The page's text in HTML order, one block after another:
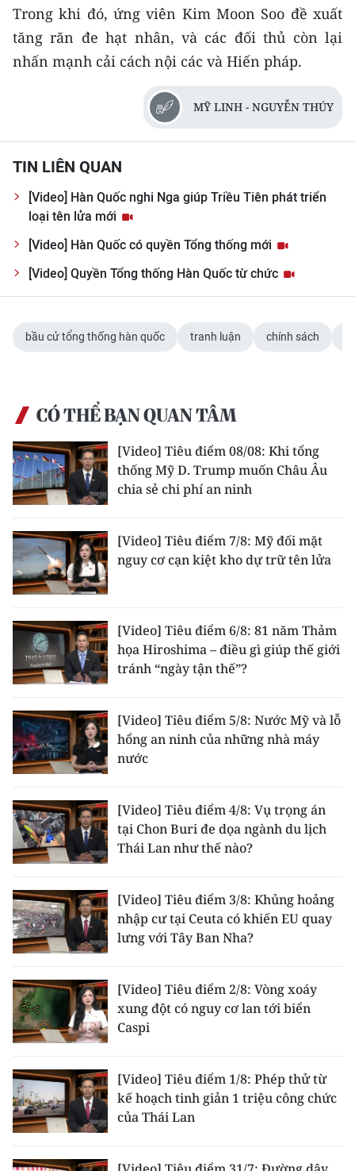
TRI THỨC CHUYÊN SÂU
54 DÂN TỘC VIỆT NAM
CHƯƠNG TRÌNH OCOP - MỖI XÃ
MEDIA CENTER
E-Magazine
Media Chính trị
Media Pháp luật
Media Du lịch
Media Thế giới
Media Thể thao
Media Y tế
Media Khoa học - Công nghệ
Media Môi trường
Ảnh
TIN MỚI
TIN ĐỊA PHƯƠNG
Trung du và miền núi phía Bắc
Đồng bằng sông Hồng
Duyên hải Nam Trung Bộ và Tây
Nguyên
Đồng bằng sông Cửu Long
Chuyên trang Hà Nội
Trong khi đó, ứng viên Kim Moon Soo đề xuất
tăng răn đe hạt nhân, và các đối thủ còn lại
nhấn mạnh cải cách nội các và Hiến pháp.
MỸ LINH - NGUYỄN THÚY
TIN LIÊN QUAN
[Video] Hàn Quốc nghi Nga giúp Triều Tiên phát triển
loại tên lửa mới
[Video] Hàn Quốc có quyền Tổng thống mới
[Video] Quyền Tổng thống Hàn Quốc từ chức
bầu cử tổng thống hàn quốc tranh luận chính sách
CÓ THỂ BẠN QUAN TÂM
[Video] Tiêu điểm 08/08: Khi tổng
thống Mỹ D. Trump muốn Châu Âu
chia sẻ chi phí an ninh
[Video] Tiêu điểm 7/8: Mỹ đối mặt
nguy cơ cạn kiệt kho dự trữ tên lửa
[Video] Tiêu điểm 6/8: 81 năm Thảm
họa Hiroshima – điều gì giúp thế giới
tránh “ngày tận thế”?
[Video] Tiêu điểm 5/8: Nước Mỹ và lỗ
hổng an ninh của những nhà máy
nước
[Video] Tiêu điểm 4/8: Vụ trọng án
tại Chon Buri đe dọa ngành du lịch
Thái Lan như thế nào?
[Video] Tiêu điểm 3/8: Khủng hoảng
nhập cư tại Ceuta có khiến EU quay
lưng với Tây Ban Nha?
[Video] Tiêu điểm 2/8: Vòng xoáy
xung đột có nguy cơ lan tới biển
Caspi
[Video] Tiêu điểm 1/8: Phép thử từ
kế hoạch tinh giản 1 triệu công chức
của Thái Lan